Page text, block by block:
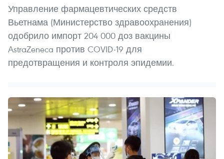
Управление фармацевтических средств
Вьетнама (Министерство здравоохранения)
одобрило импорт 204 000 доз вакцины
AstraZeneca против COVID-19 для
предотвращения и контроля эпидемии.